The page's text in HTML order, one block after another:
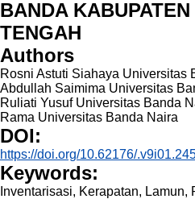
BANDA
TENGAH
Authors
Rosni Astuti Siahaya Universitas
Abdullah Saimima Universitas
Ruliati Yusuf Universitas Banda
Rama Universitas Banda Naira
DOI:
https://doi.org/10.62176/
Keywords:
Inventarisasi, Kerapatan, Lamun,